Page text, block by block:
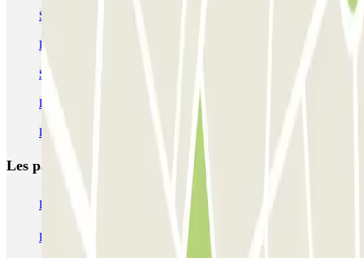
Se garer près de La Canebière Marseille
Parking Gare Saint-Charles (Marseille) | Tarif pas cher
Se garer près de la Gare Saint-Charles Marseille
Parking Centre Bourse Marseille pas cher
Parking Vieux Port de Marseille pas cher
Les parkings les
Parking Paris Parking Gare de Lyon
Parking Charles de Gaulle - Roissy Aeroport